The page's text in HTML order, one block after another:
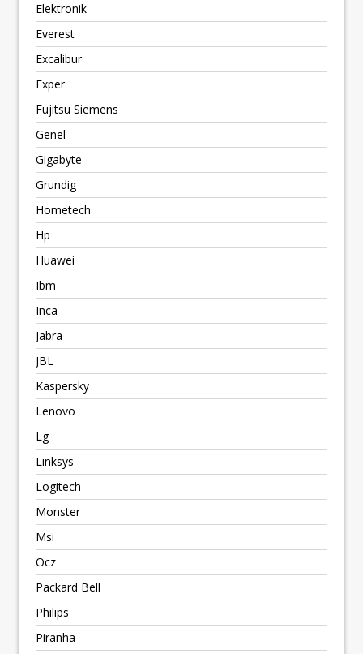
Elektronik
Everest
Excalibur
Exper
Fujitsu Siemens
Genel
Gigabyte
Grundig
Hometech
Hp
Huawei
Ibm
Inca
Jabra
JBL
Kaspersky
Lenovo
Lg
Linksys
Logitech
Monster
Msi
Ocz
Packard Bell
Philips
Piranha